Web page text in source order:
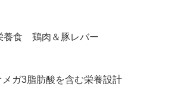
養食 鶏肉＆豚レバー
メガ3脂肪酸を含む栄養設計